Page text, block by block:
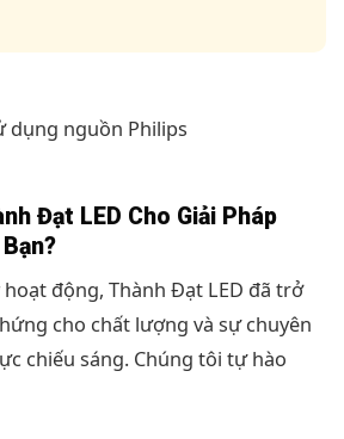
Đạt LED Cho Giải Pháp
động, Thành Đạt LED đã trở
cho chất lượng và sự chuyên
chiếu sáng. Chúng tôi tự hào